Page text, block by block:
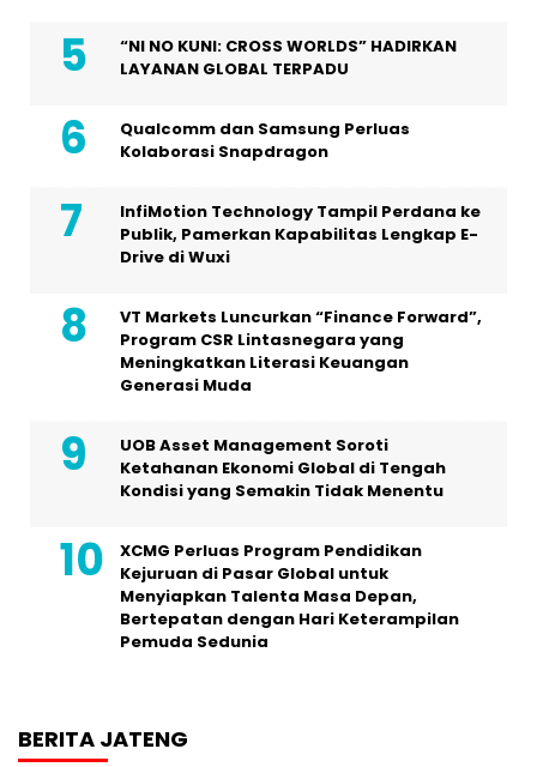
“NI NO KUNI: CROSS WORLDS” HADIRKAN
LAYANAN GLOBAL TERPADU
Qualcomm dan Samsung Perluas
Kolaborasi Snapdragon
InfiMotion Technology Tampil Perdana ke
Publik, Pamerkan Kapabilitas Lengkap E-
Drive di Wuxi
VT Markets Luncurkan “Finance Forward”,
Program CSR Lintasnegara yang
Meningkatkan Literasi Keuangan
Generasi Muda
UOB Asset Management Soroti
Ketahanan Ekonomi Global di Tengah
Kondisi yang Semakin Tidak Menentu
XCMG Perluas Program Pendidikan
Kejuruan di Pasar Global untuk
Menyiapkan Talenta Masa Depan,
Bertepatan dengan Hari Keterampilan
Pemuda Sedunia
BERITA JATENG